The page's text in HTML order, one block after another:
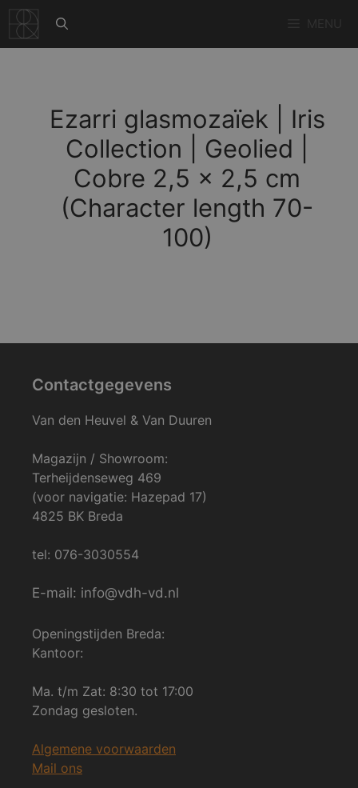
naar
de
Ezarri glasmozaïek | Iris
Collection | Geolied |
Cobre 2,5 x 2,5 cm
(Character length 70-
100)
Contactgegevens
Van den Heuvel & Van Duuren
Magazijn / Showroom:
Terheijdenseweg 469
(voor navigatie: Hazepad 17)
4825 BK Breda
tel: 076-3030554
E-mail: info@vdh-vd.nl
Openingstijden Breda:
Kantoor:
Ma. t/m Zat: 8:30 tot 17:00
Zondag gesloten.
Algemene voorwaarden
Mail ons